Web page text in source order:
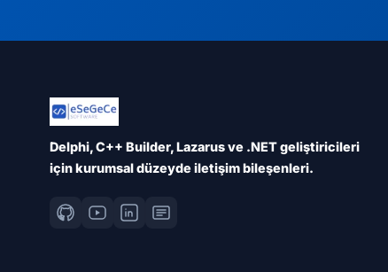
Delphi, C++ Builder, Lazarus ve .NET geliştiricileri
için kurumsal düzeyde iletişim bileşenleri.